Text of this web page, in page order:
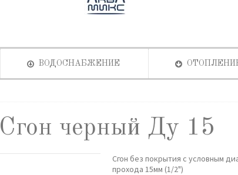
ВОДОСНАБЖЕНИЕ
Сгон черный Ду 15
Сгон без покрытия с условным
прохода 15мм (1/2")